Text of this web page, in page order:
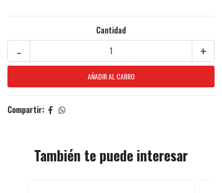
Cantidad
+
-
Compartir:
También te puede interesar